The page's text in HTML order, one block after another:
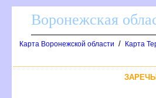
оронежская
Карта Воронежской области / Карта